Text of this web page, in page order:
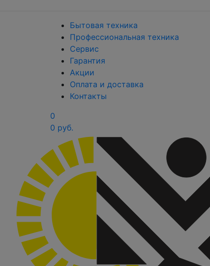
Бытовая техника
Профессиональная техника
Сервис
Гарантия
Акции
Оплата и доставка
Контакты
0
0 руб.